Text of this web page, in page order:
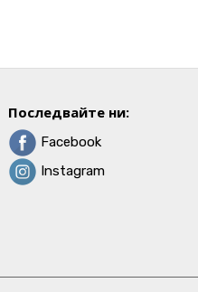
Последвайте ни:
Facebook
Instagram